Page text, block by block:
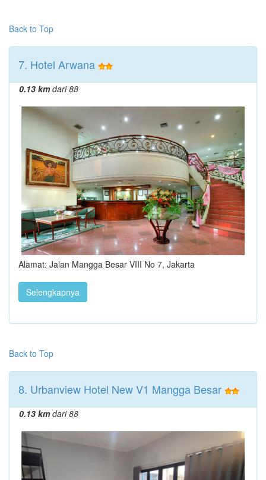
Back to Top
7. Hotel Arwana
0.13 kmdari 88
Alamat: Jalan Mangga Besar VIII No 7, Jakarta
Selengkapnya
Back to Top
8. Urbanview Hotel New V1 Mangga Besar
0.13 kmdari 88